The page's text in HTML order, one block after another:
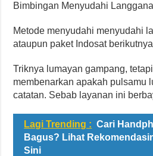
Bimbingan Menyudahi
Metode menyudahi menyudahi
ataupun paket Indosat
Triknya lumayan gampang,
membenarkan apakah pulsamu
catatan. Sebab layanan ini
Lagi Trending : Cari
Bagus? Lihat
Sini